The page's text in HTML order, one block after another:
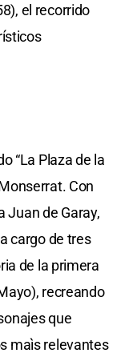
el recorrido
“La Plaza de la
Con
Juan de Garay,
cargo de tres
de la primera
recreando
que
maìs relevantes